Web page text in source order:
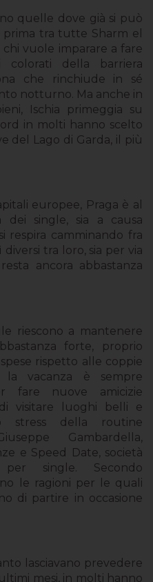
quelle dove già si può
tra tutte Sharm el
vuole imparare a fare
colorati della barriera
che rinchiude in sé
notturno. Ma anche in
Ischia primeggia su
in molti hanno scelto
del Lago di Garda, il più
europee, Praga è al
dei single, sia a causa
respira camminando fra
tra loro, sia per via
ancora abbastanza
riescono a mantenere
forte, proprio
rispetto alle coppie
vacanza è sempre
fare nuove amicizie
visitare luoghi belli e
stress della routine
Gambardella,
e Speed Date, società
single. Secondo
le ragioni per le quali
di partire in occasione
lasciavano prevedere
mesi, in molti hanno